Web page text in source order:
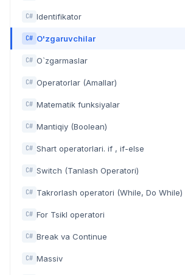
C# Identifikator
C# O'zgaruvchilar
C# O`zgarmaslar
C# Operatorlar (Amallar)
C# Matematik funksiyalar
C# Mantiqiy (Boolean)
C# Shart operatorlari. if , if-else
C# Switch (Tanlash Operatori)
C# Takrorlash operatori (While, Do While)
C# For Tsikl operatori
C# Break va Continue
C# Massiv